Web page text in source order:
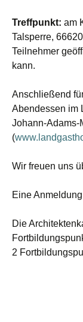
Treffpunkt: am
Talsperre,
Teilnehmer
kann.
Anschließend
Abendessen im
Johann-Adams-
(
Wir freuen uns
Eine
Die
2